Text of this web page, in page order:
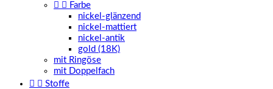
  Farbe
nickel-glänzend
nickel-mattiert
nickel-antik
gold (18K)
mit Ringöse
mit Doppelfach
  Stoffe